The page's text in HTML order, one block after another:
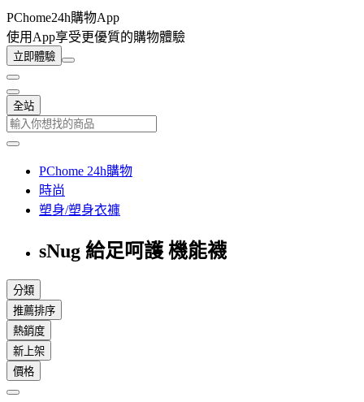
PChome24h購物App
使用App享受更優質的購物體驗
立即體驗
全站
PChome 24h購物
時尚
塑身/塑身衣褲
sNug 給足呵護 機能襪
分類
推薦排序
熱銷度
新上架
價格